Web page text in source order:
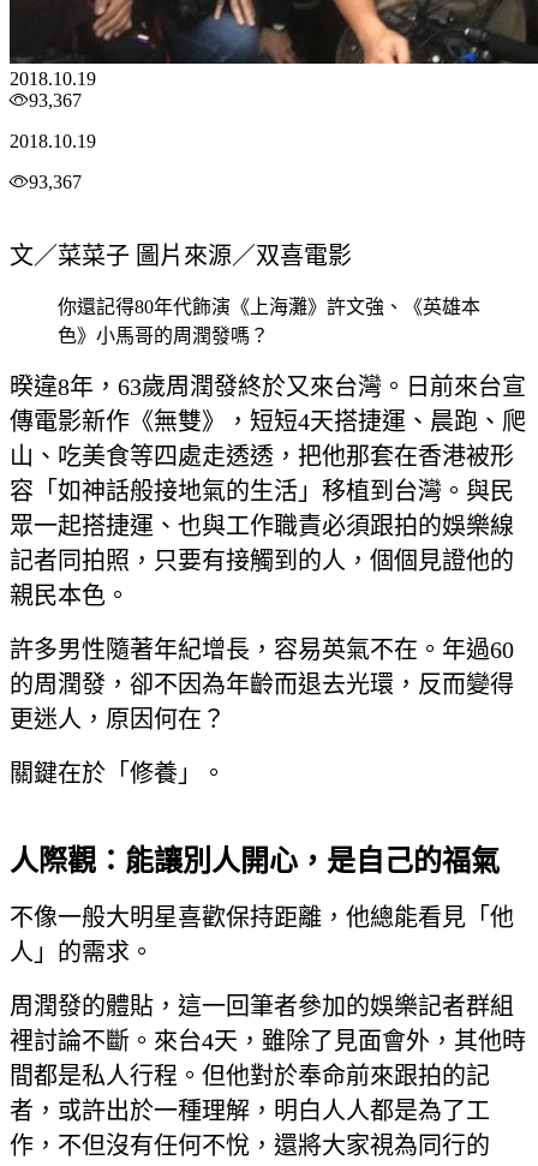
2018.10.19
93,367
2018.10.19
93,367
文／菜菜子 圖片來源／双喜電影
你還記得80年代飾演《上海灘》許文強、《英雄本
色》小馬哥的周潤發嗎？
暌違8年，63歲周潤發終於又來台灣。日前來台宣
傳電影新作《無雙》，短短4天搭捷運、晨跑、爬
山、吃美食等四處走透透，把他那套在香港被形
容「如神話般接地氣的生活」移植到台灣。與民
眾一起搭捷運、也與工作職責必須跟拍的娛樂線
記者同拍照，只要有接觸到的人，個個見證他的
親民本色。
許多男性隨著年紀增長，容易英氣不在。年過60
的周潤發，卻不因為年齡而退去光環，反而變得
更迷人，原因何在？
關鍵在於「修養」。
人際觀：能讓別人開心，是自己的福氣
不像一般大明星喜歡保持距離，他總能看見「他
人」的需求。
周潤發的體貼，這一回筆者參加的娛樂記者群組
裡討論不斷。來台4天，雖除了見面會外，其他時
間都是私人行程。但他對於奉命前來跟拍的記
者，或許出於一種理解，明白人人都是為了工
作，不但沒有任何不悅，還將大家視為同行的